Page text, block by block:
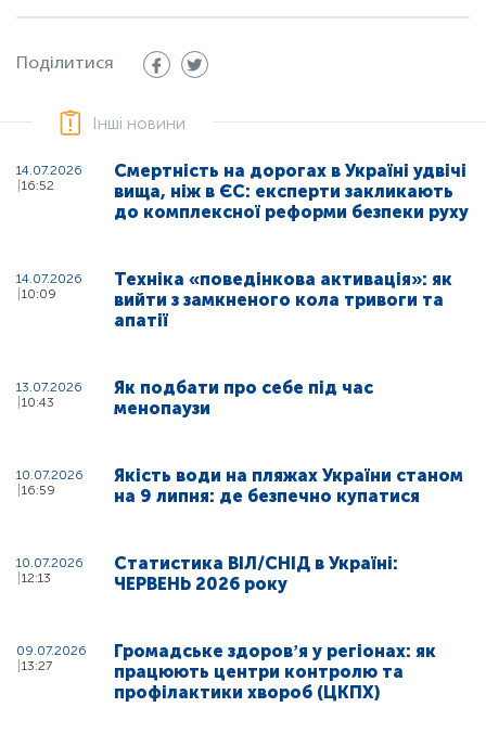
Поділитися
Інші новини
14.07.2026
16:52
Смертність на дорогах в Україні удвічі
вища, ніж в ЄС: експерти закликають
до комплексної реформи безпеки руху
14.07.2026
10:09
Техніка «поведінкова активація»: як
вийти з замкненого кола тривоги та
апатії
13.07.2026
10:43
Як подбати про себе під час
менопаузи
10.07.2026
16:59
Якість води на пляжах України станом
на 9 липня: де безпечно купатися
10.07.2026
12:13
Статистика ВІЛ/СНІД в Україні:
ЧЕРВЕНЬ 2026 року
09.07.2026
13:27
Громадське здоровʼя у регіонах: як
працюють центри контролю та
профілактики хвороб (ЦКПХ)